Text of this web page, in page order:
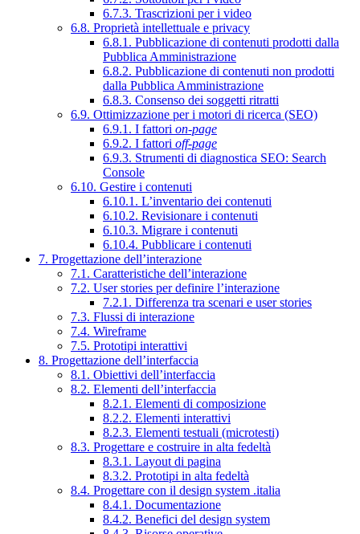
6.7.3. Trascrizioni per i video
6.8. Proprietà intellettuale e privacy
6.8.1. Pubblicazione di contenuti prodotti dalla
Pubblica Amministrazione
6.8.2. Pubblicazione di contenuti non prodotti
dalla Pubblica Amministrazione
6.8.3. Consenso dei soggetti ritratti
6.9. Ottimizzazione per i motori di ricerca (SEO)
6.9.1. I fattori on-page
6.9.2. I fattori off-page
6.9.3. Strumenti di diagnostica SEO: Search
Console
6.10. Gestire i contenuti
6.10.1. L’inventario dei contenuti
6.10.2. Revisionare i contenuti
6.10.3. Migrare i contenuti
6.10.4. Pubblicare i contenuti
7. Progettazione dell’interazione
7.1. Caratteristiche dell’interazione
7.2. User stories per definire l’interazione
7.2.1. Differenza tra scenari e user stories
7.3. Flussi di interazione
7.4. Wireframe
7.5. Prototipi interattivi
8. Progettazione dell’interfaccia
8.1. Obiettivi dell’interfaccia
8.2. Elementi dell’interfaccia
8.2.1. Elementi di composizione
8.2.2. Elementi interattivi
8.2.3. Elementi testuali (microtesti)
8.3. Progettare e costruire in alta fedeltà
8.3.1. Layout di pagina
8.3.2. Prototipi in alta fedeltà
8.4. Progettare con il design system .italia
8.4.1. Documentazione
8.4.2. Benefici del design system